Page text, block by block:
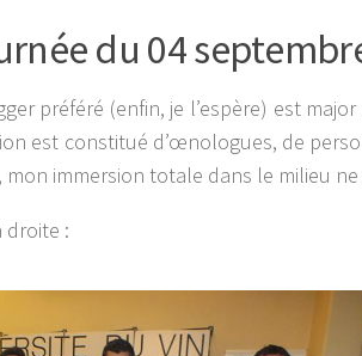
du 04
préféré (enfin, je l’espère) est
est constitué d’œnologues, de
immersion totale dans le milieu
droite :